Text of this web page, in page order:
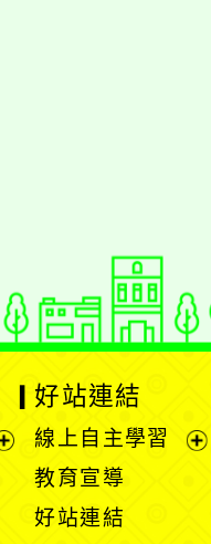
好站連結
線上自主學習
教育宣導
好站連結